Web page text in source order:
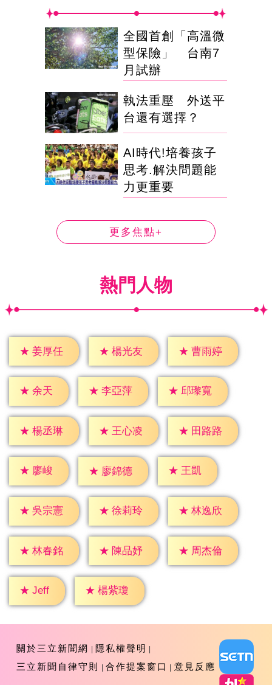
全國首創「高溫微
型保險」 台南7
月試辦
執法重壓 外送平
台還有選擇？
AI時代!培養孩子
思考.解決問題能
力更重要
更多焦點+
熱門人物
★ 姜厚任 ★ 楊光友 ★ 曹雨婷
★ 余天 ★ 李亞萍 ★ 邱瓈寬
★ 楊丞琳 ★ 王心凌 ★ 田路路
★ 廖峻 ★ 廖錦德 ★ 王凱
★ 吳宗憲 ★ 徐莉玲 ★ 林逸欣
★ 林春銘 ★ 陳品妤 ★ 周杰倫
★ Jeff ★ 楊紫瓊
關於三立新聞網
隱私權聲明
三立新聞自律守則
合作提案窗口 意見反應